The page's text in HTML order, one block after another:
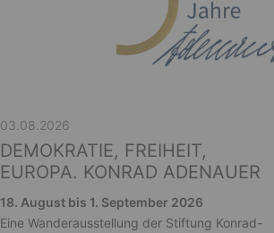
03.08.2026
DEMOKRATIE, FREIHEIT,
EUROPA. KONRAD ADENAUER
18. August bis 1. September 2026
Eine Wanderausstellung der Stiftung Konrad-